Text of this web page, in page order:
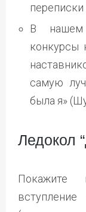
переписки
В нашем
конкурсы
самую
была я»
Ледокол